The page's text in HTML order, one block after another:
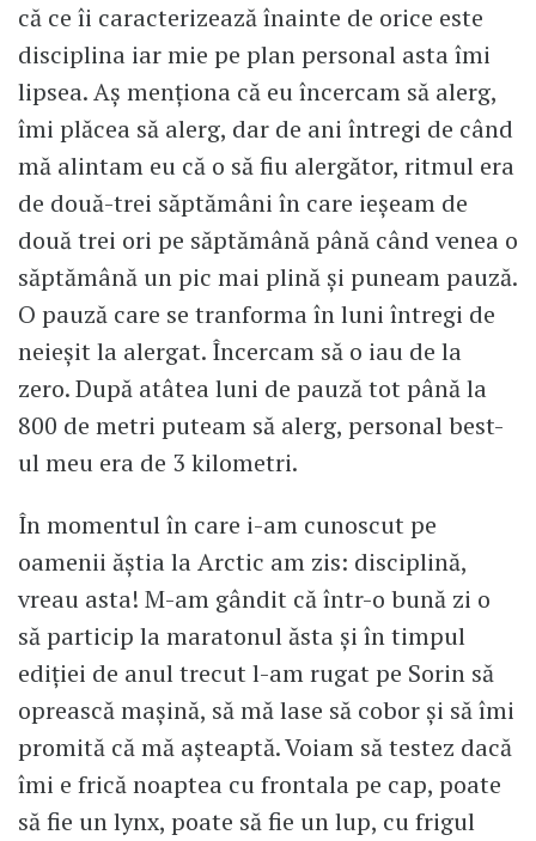
că ce îi caracterizează înainte de orice este
disciplina iar mie pe plan personal asta îmi
lipsea. Aș menționa că eu încercam să alerg,
îmi plăcea să alerg, dar de ani întregi de când
mă alintam eu că o să fiu alergător, ritmul era
de două-trei săptămâni în care ieșeam de
două trei ori pe săptămână până când venea o
săptămână un pic mai plină și puneam pauză.
O pauză care se tranforma în luni întregi de
neieșit la alergat. Încercam să o iau de la
zero. După atâtea luni de pauză tot până la
800 de metri puteam să alerg, personal best-
ul meu era de 3 kilometri.
În momentul în care i-am cunoscut pe
oamenii ăștia la Arctic am zis: disciplină,
vreau asta! M-am gândit că într-o bună zi o
să particip la maratonul ăsta și în timpul
ediției de anul trecut l-am rugat pe Sorin să
oprească mașină, să mă lase să cobor și să îmi
promită că mă așteaptă. Voiam să testez dacă
îmi e frică noaptea cu frontala pe cap, poate
să fie un lynx, poate să fie un lup, cu frigul